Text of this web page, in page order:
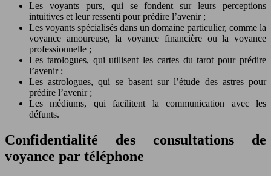
Les voyants purs, qui se fondent sur leurs perceptions
intuitives et leur ressenti pour prédire l’avenir ;
Les voyants spécialisés dans un domaine particulier, comme la
voyance amoureuse, la voyance financière ou la voyance
professionnelle ;
Les tarologues, qui utilisent les cartes du tarot pour prédire
l’avenir ;
Les astrologues, qui se basent sur l’étude des astres pour
prédire l’avenir ;
Les médiums, qui facilitent la communication avec les
défunts.
Confidentialité des consultations de
voyance par téléphone